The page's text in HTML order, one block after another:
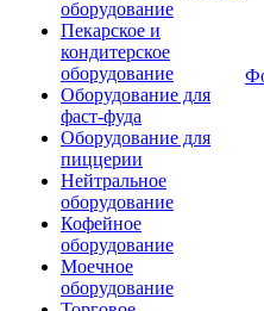
оборудование
Пекарское и
кондитерское
оборудование
Оборудование для
фаст-фуда
Оборудование для
пиццерии
Нейтральное
оборудование
Кофейное
оборудование
Моечное
оборудование